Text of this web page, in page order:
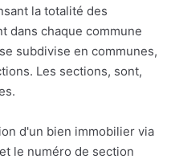
la totalité des
dans chaque commune
subdivise en communes,
Les sections, sont,
d'un bien immobilier via
le numéro de section